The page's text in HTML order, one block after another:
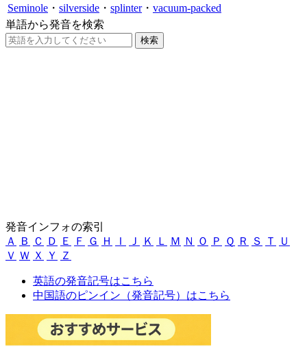
Seminole ・ silverside ・ splinter・ vacuum-packed
単語から発音を検索
発音インフォの索引
Ａ
Ｂ Ｃ Ｄ Ｅ Ｆ Ｇ Ｈ Ｉ Ｊ Ｋ Ｌ Ｍ Ｎ Ｏ Ｐ Ｑ Ｒ Ｓ Ｔ
Ｕ
Ｖ Ｗ Ｘ Ｙ Ｚ
英語の発音記号はこちら
中国語のピンイン（発音記号）はこちら